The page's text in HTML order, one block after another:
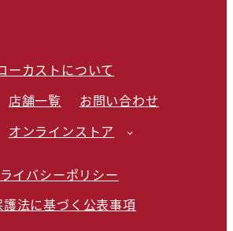
ーカストについて
店舗一覧
お問い合わせ
オンラインストア
イバシーポリシー
法に基づく公表事項